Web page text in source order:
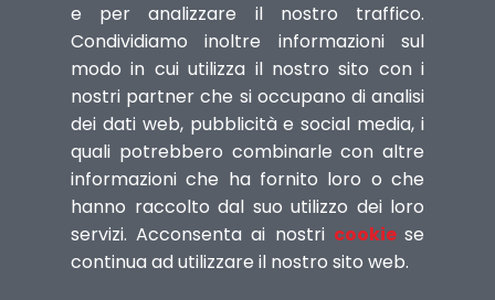
AGENZIA WEB
Realizzazione pagine web e sviluppo di siti
internet per il commercio online, siti per
officine, alberghi, ristoranti, studio medici.
Ottimizzazione e posizionamento pagine
web sui Motori di ricerca.
e per analizzare il nostro traffico.
Condividiamo inoltre informazioni sul
modo in cui utilizza il nostro sito con i
nostri partner che si occupano di analisi
dei dati web, pubblicità e social media, i
quali potrebbero combinarle con altre
informazioni che ha fornito loro o che
hanno raccolto dal suo utilizzo dei loro
servizi. Acconsenta ai nostri cookiese
continua ad utilizzare il nostro sito web.